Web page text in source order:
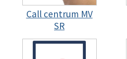
Call centrum MV
SR